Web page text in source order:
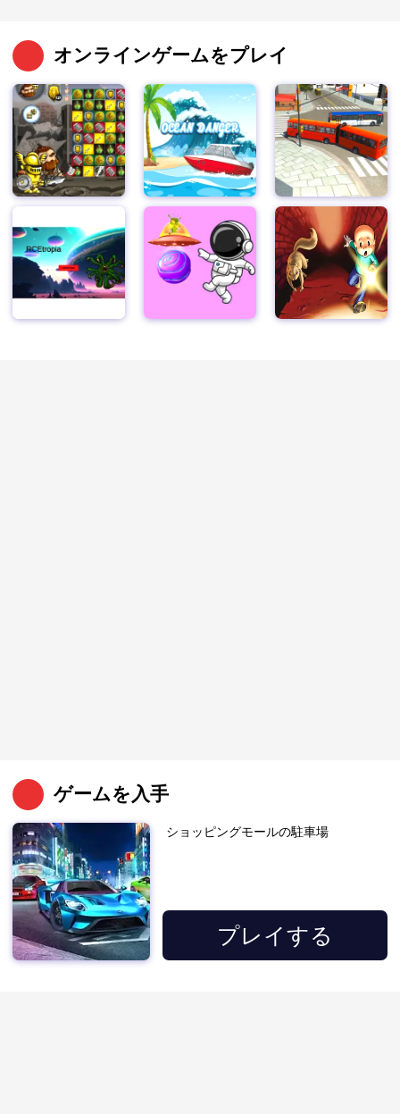
オンラインゲームをプレイ
ゲームを入手
ショッピングモールの駐車場
プレイする